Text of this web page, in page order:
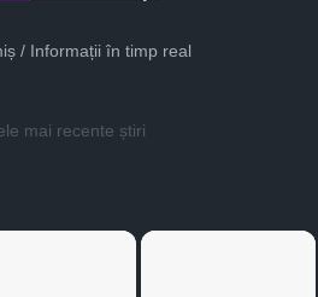
/ Informații în timp real
mai recente știri